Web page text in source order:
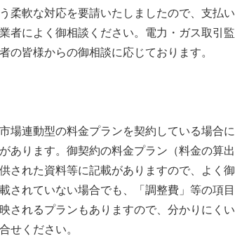
柔軟な対応を要請いたしましたので、支払い
者によく御相談ください。電力・ガス取引監
の皆様からの御相談に応じております。
場連動型の料金プランを契約している場合に
あります。御契約の料金プラン（料金の算出
された資料等に記載がありますので、よく御
されていない場合でも、「調整費」等の項目
されるプランもありますので、分かりにくい
せください。